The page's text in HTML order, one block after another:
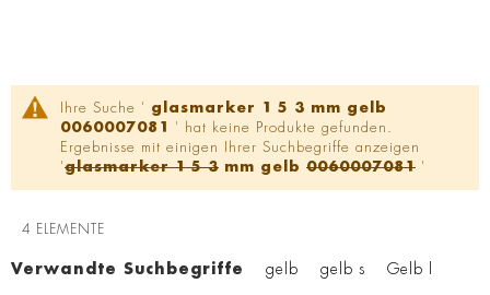
Ihre Suche ' glasmarker 1 5 3 mm gelb
0060007081
' hat keine Produkte gefunden.
Ergebnisse mit einigen Ihrer Suchbegriffe anzeigen
'glasmarker 1 5 3 mm gelb 0060007081 '
4 ELEMENTE
Verwandte Suchbegriffe gelb gelb s Gelb l